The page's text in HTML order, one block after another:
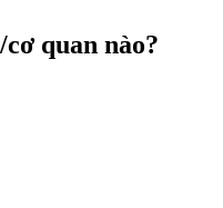
quan nào?